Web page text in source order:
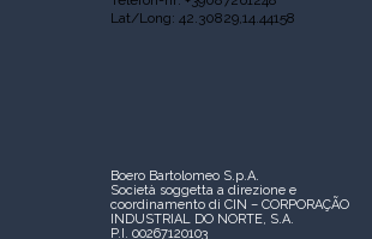
Lat/Long: 42.30829,14.44158
Boero Bartolomeo S.p.A.
Società soggetta a direzione e
coordinamento di CIN – CORPORAÇÃO
INDUSTRIAL DO NORTE, S.A.
P.I. 00267120103